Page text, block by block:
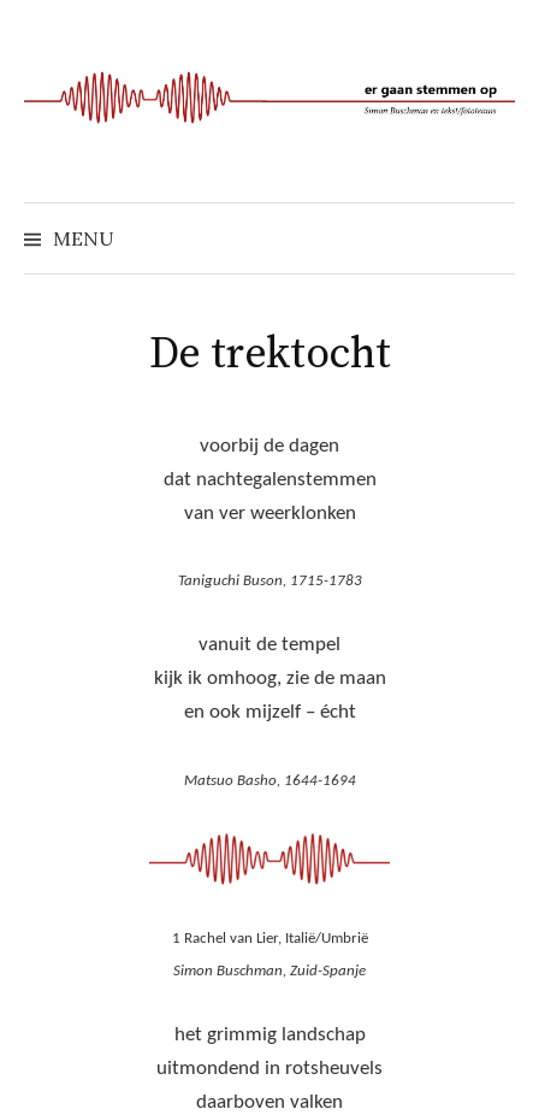
springen
MENU
De trektocht
voorbij de dagen
dat nachtegalenstemmen
van ver weerklonken
Taniguchi Buson, 1715-1783
vanuit de tempel
kijk ik omhoog, zie de maan
en ook mijzelf – écht
Matsuo Basho, 1644-1694
1 Rachel van Lier, Italië/Umbrië
Simon Buschman, Zuid-Spanje
het grimmig landschap
uitmondend in rotsheuvels
daarboven valken